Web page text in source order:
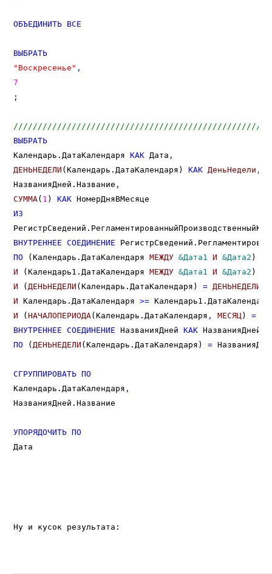
ОБЪЕДИНИТЬ ВСЕ
ВЫБРАТЬ
"Воскресенье" ,
7
;
ВЫБРАТЬ
Календарь.ДатаКалендаря КАК Дата ,
ДЕНЬНЕДЕЛИ (Календарь.ДатаКалендаря) КАК ДеньНедели ,
НазванияДней.Название ,
СУММА( 1 ) КАК
ИЗ
ВНУТРЕННЕЕ
СОЕДИНЕНИЕ
ПО (Календарь.ДатаКалендаря МЕЖДУ &Дата1 И &Дата2
И (Календарь1.ДатаКалендаря МЕЖДУ &Дата1 И &Дата2
И (ДЕНЬНЕДЕЛИ (Календарь.ДатаКалендаря) = ДЕНЬНЕДЕЛИ
И Календарь.ДатаКалендаря >=
И (НАЧАЛОПЕРИОДА(Календарь.ДатаКалендаря , МЕСЯЦ) =
ВНУТРЕННЕЕ
СОЕДИНЕНИЕ НазванияДней КАК
ПО (ДЕНЬНЕДЕЛИ (Календарь.ДатаКалендаря) =
СГРУППИРОВАТЬ ПО
Календарь.ДатаКалендаря ,
НазванияДней.Название
УПОРЯДОЧИТЬ ПО
Дата
Ну и кусок результата: